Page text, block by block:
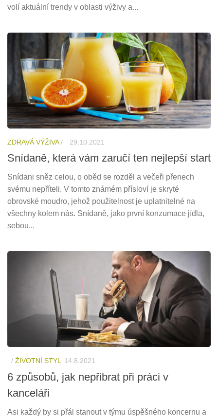
volí aktuální trendy v oblasti výživy a...
ZDRAVÁ VÝŽIVA/ 29.10.2021
Snídaně, která vám zaručí ten nejlepší start
Snídani sněz celou, o oběd se rozděl a večeři přenech
svému nepříteli. V tomto známém přísloví je skryté
obrovské moudro, jehož použitelnost je uplatnitelné na
všechny kolem nás. Snídaně, jako první konzumace jídla,
sebou...
/ ŽIVOTNÍ STYL 14.8.2021
6 způsobů, jak nepřibrat při práci v
kanceláři
Asi každý by si přál stanout v týmu úspěšného koncernu a